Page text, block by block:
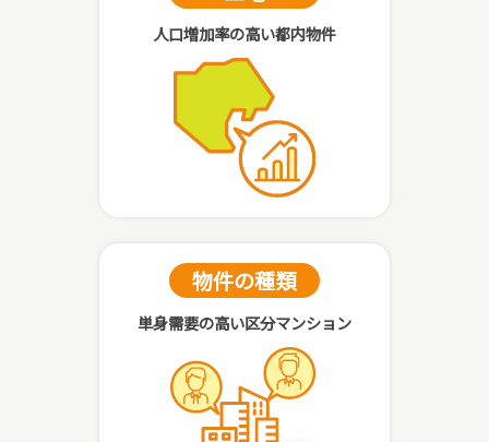
人口増加率の高い都内物件
物件の種類
単身需要の高い区分マンション